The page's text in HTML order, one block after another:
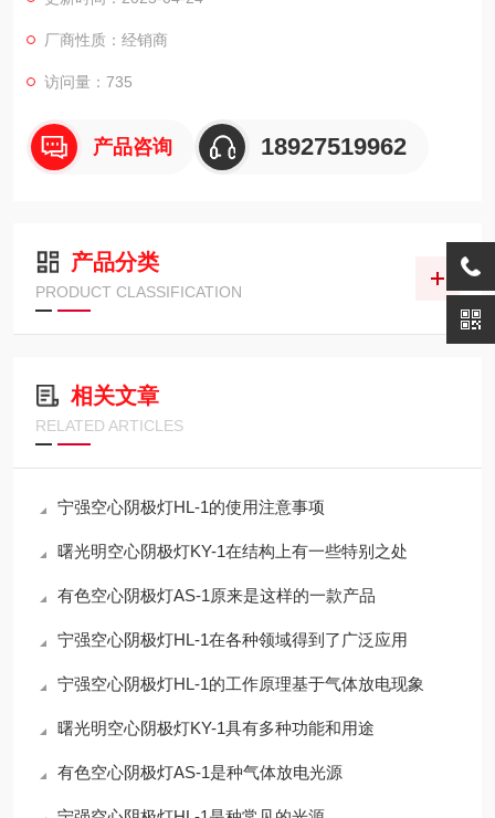
厂商性质：经销商
访问量：735
产品咨询 18927519962
产品分类
PRODUCT CLASSIFICATION
相关文章
RELATED ARTICLES
宁强空心阴极灯HL-1的使用注意事项
曙光明空心阴极灯KY-1在结构上有一些特别之处
有色空心阴极灯AS-1原来是这样的一款产品
宁强空心阴极灯HL-1在各种领域得到了广泛应用
宁强空心阴极灯HL-1的工作原理基于气体放电现象
曙光明空心阴极灯KY-1具有多种功能和用途
有色空心阴极灯AS-1是种气体放电光源